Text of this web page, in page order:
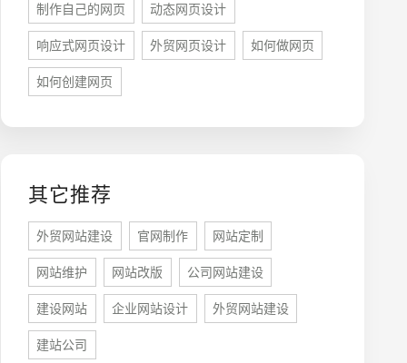
制作自己的网页 动态网页设计
响应式网页设计 外贸网页设计 如何做网页
如何创建网页
其它推荐
外贸网站建设 官网制作 网站定制
网站维护 网站改版 公司网站建设
建设网站 企业网站设计 外贸网站建设
建站公司
座机
手机